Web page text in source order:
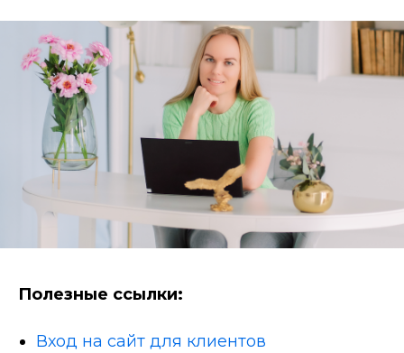
Полезные ссылки:
Вход на сайт для клиентов